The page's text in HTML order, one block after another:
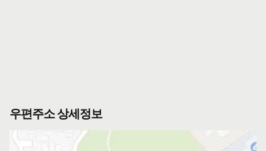
우편주소 상세정보